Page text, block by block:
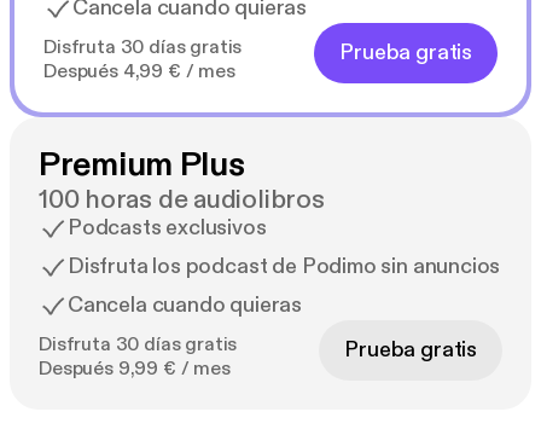
Cancela cuando quieras
Disfruta 30 días gratis
Después 4,99 € / mes
Prueba gratis
Premium Plus
100 horas de audiolibros
Podcasts exclusivos
Disfruta los podcast de Podimo sin anuncios
Cancela cuando quieras
Disfruta 30 días gratis
Después 9,99 € / mes
Prueba gratis